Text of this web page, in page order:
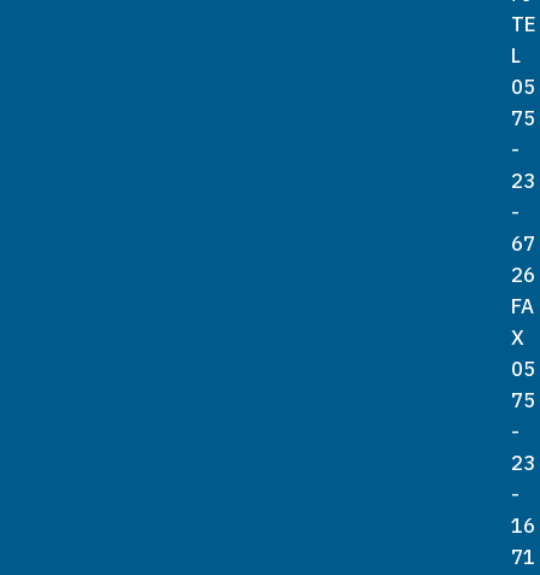
TE
L
05
75
-
23
-
67
26
FA
X
05
75
-
23
-
16
71